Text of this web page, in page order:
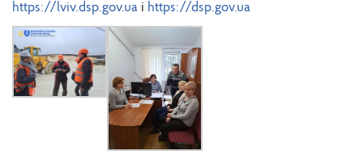
https://lviv.dsp.gov.ua і https://dsp.gov.ua